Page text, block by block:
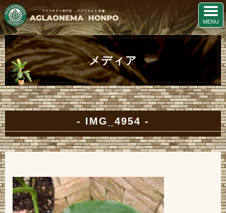
メディア
IMG_4954